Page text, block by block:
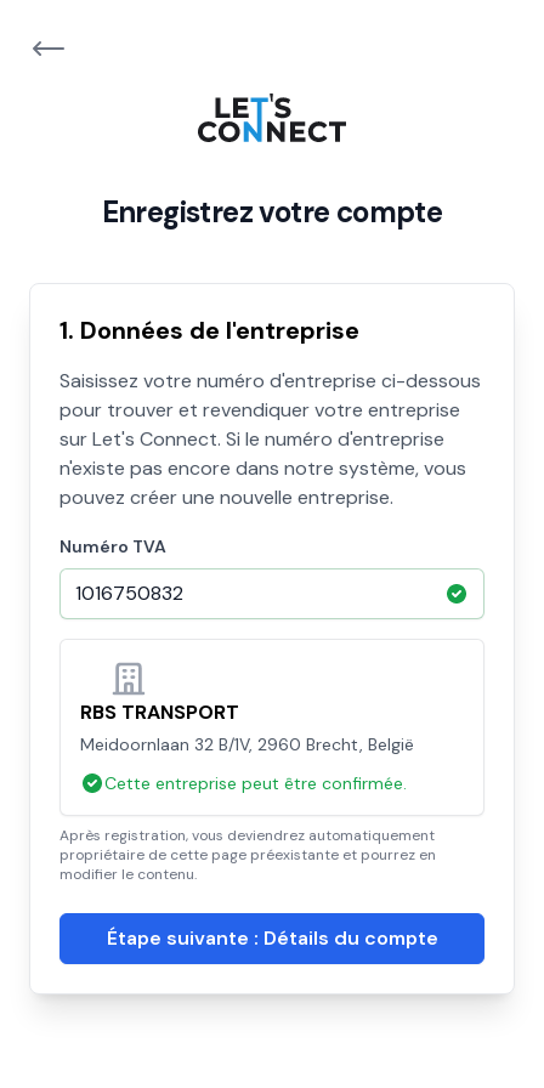
Enregistrez votre compte
1. Données de l'entreprise
Saisissez votre numéro d'entreprise ci-dessous
pour trouver et revendiquer votre entreprise
sur Let's Connect. Si le numéro d'entreprise
n'existe pas encore dans notre système, vous
pouvez créer une nouvelle entreprise.
Numéro TVA
RBS TRANSPORT
Meidoornlaan 32 B/1V, 2960 Brecht, België
Cette entreprise peut être confirmée.
Après registration, vous deviendrez automatiquement
propriétaire de cette page préexistante et pourrez en
modifier le contenu.
Étape suivante : Détails du compte